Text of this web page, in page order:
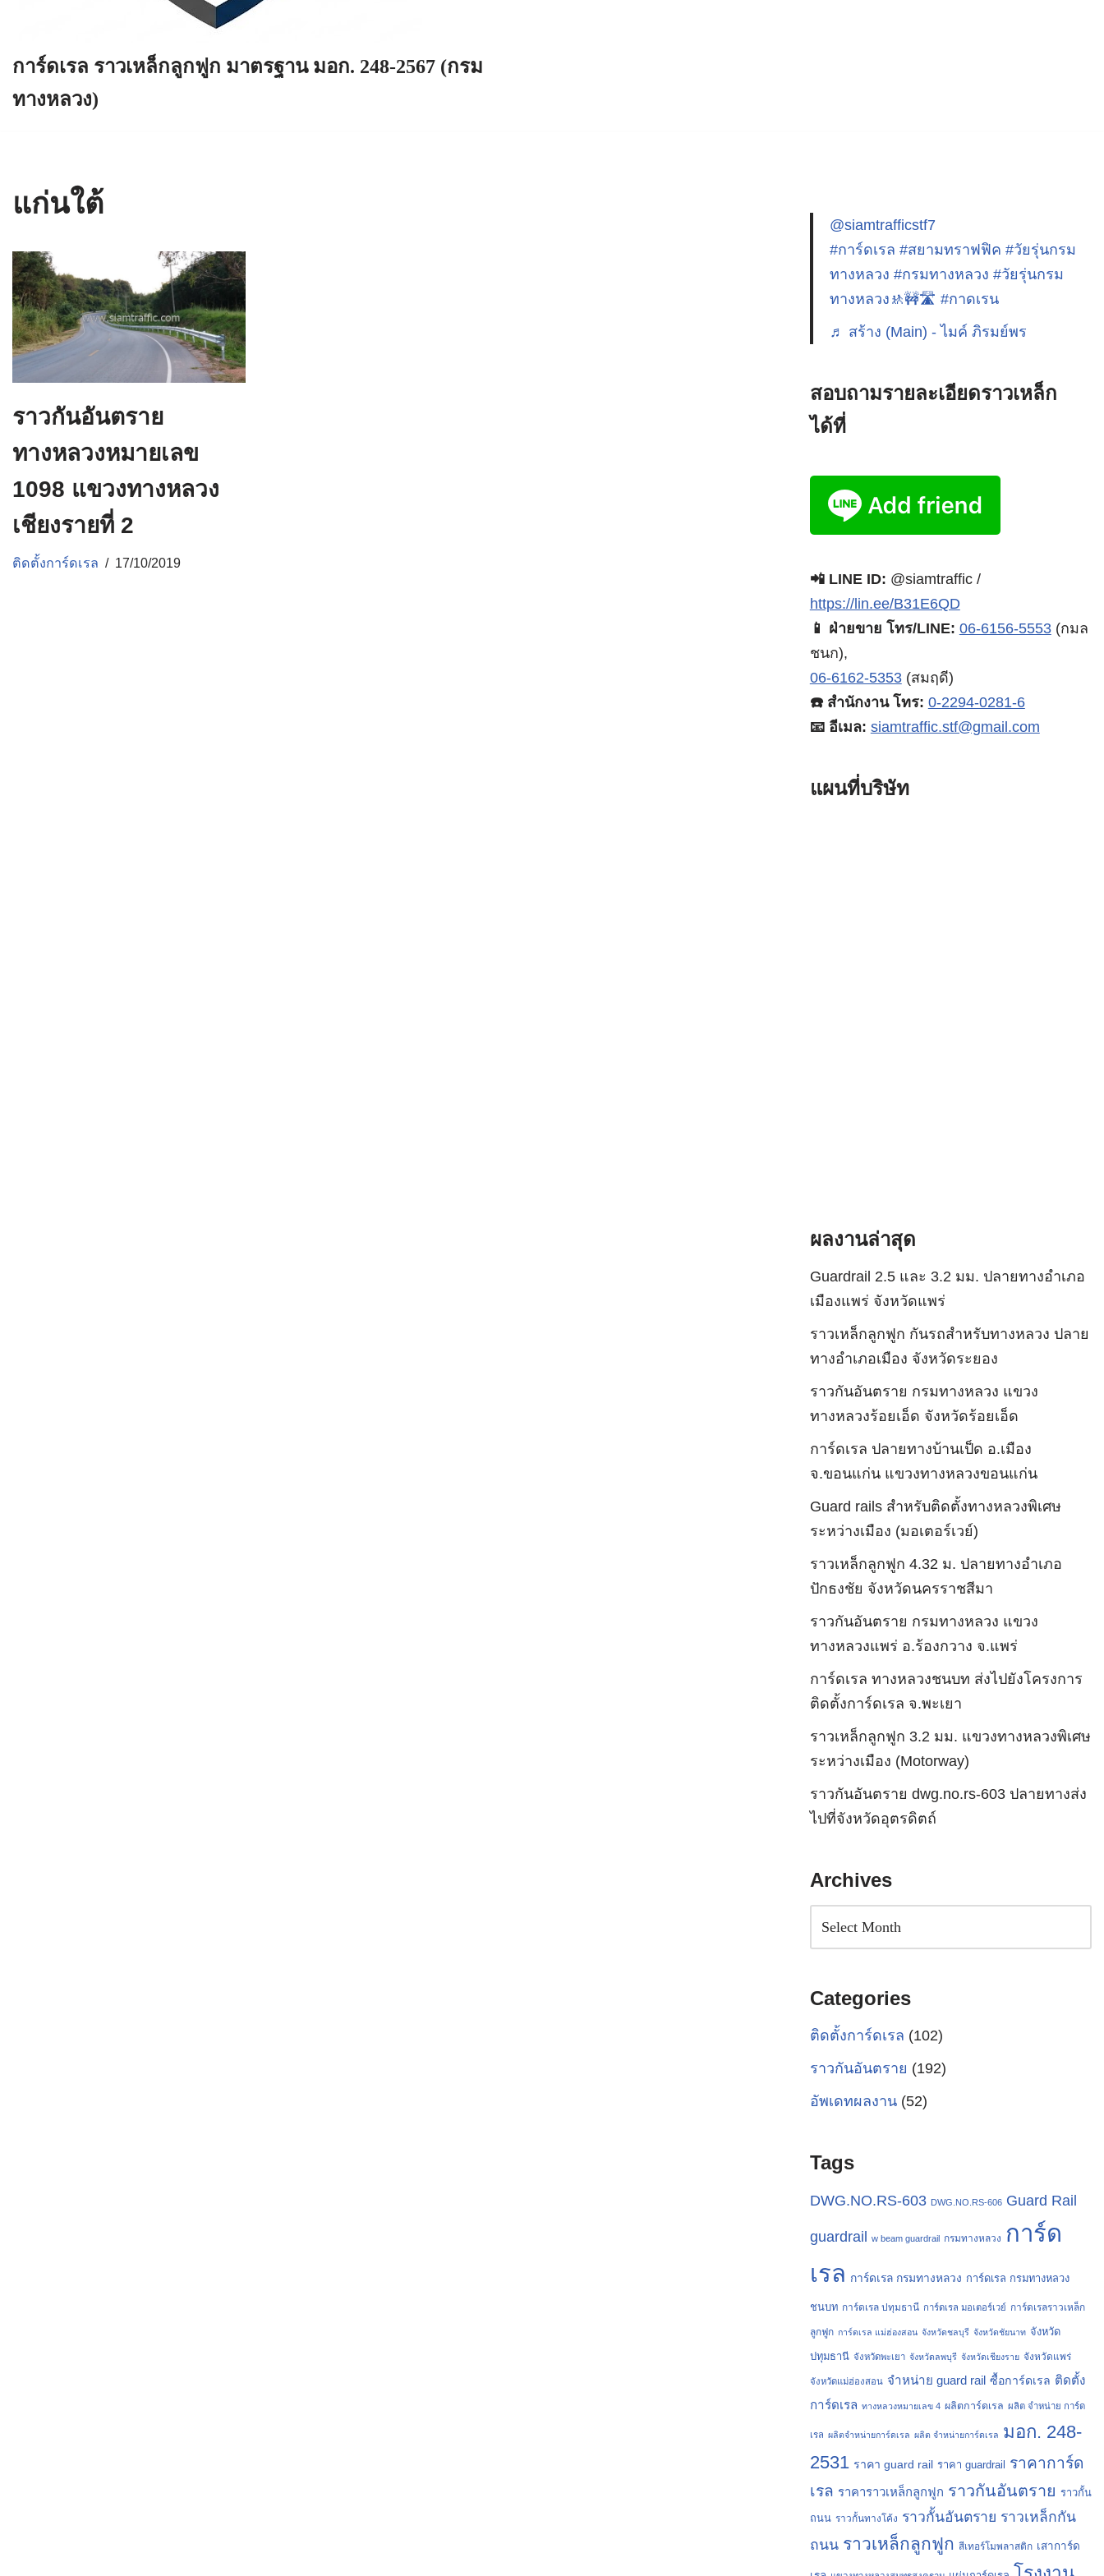
การ์ดเรล ราวเหล็กลูกฟูก มาตรฐาน มอก. 248-2567 (กรม
ทางหลวง)
แก่นใต้
ราวกันอันตราย
ทางหลวงหมายเลข
1098 แขวงทางหลวง
เชียงรายที่ 2
ติดตั้งการ์ดเรล 17/10/2019
@siamtrafficstf7
#การ์ดเรล #สยามทราฟฟิค #วัยรุ่นกรม
ทางหลวง #กรมทางหลวง #วัยรุ่นกรม
ทางหลวง🚸🚧🛣️ #กาดเรน
♬ สร้าง (Main) - ไมค์ ภิรมย์พร
สอบถามรายละเอียดราวเหล็ก
ได้ที่
📲 LINE ID: @siamtraffic /
https://lin.ee/B31E6QD
📱 ฝ่ายขาย โทร/LINE: 06-6156-5553(กมล
ชนก),
06-6162-5353(สมฤดี)
☎️ สำนักงาน โทร: 0-2294-0281-6
📧 อีเมล: siamtraffic.stf@gmail.com
แผนที่บริษัท
ผลงานล่าสุด
Guardrail 2.5 และ 3.2 มม. ปลายทางอำเภอ
เมืองแพร่ จังหวัดแพร่
ราวเหล็กลูกฟูก กันรถสําหรับทางหลวง ปลาย
ทางอำเภอเมือง จังหวัดระยอง
ราวกันอันตราย กรมทางหลวง แขวง
ทางหลวงร้อยเอ็ด จังหวัดร้อยเอ็ด
การ์ดเรล ปลายทางบ้านเป็ด อ.เมือง
จ.ขอนแก่น แขวงทางหลวงขอนแก่น
Guard rails สำหรับติดตั้งทางหลวงพิเศษ
ระหว่างเมือง (มอเตอร์เวย์)
ราวเหล็กลูกฟูก 4.32 ม. ปลายทางอำเภอ
ปักธงชัย จังหวัดนครราชสีมา
ราวกันอันตราย กรมทางหลวง แขวง
ทางหลวงแพร่ อ.ร้องกวาง จ.แพร่
การ์ดเรล ทางหลวงชนบท ส่งไปยังโครงการ
ติดตั้งการ์ดเรล จ.พะเยา
ราวเหล็กลูกฟูก 3.2 มม. แขวงทางหลวงพิเศษ
ระหว่างเมือง (Motorway)
ราวกันอันตราย dwg.no.rs-603 ปลายทางส่ง
ไปที่จังหวัดอุตรดิตถ์
Archives
Categories
ติดตั้งการ์ดเรล (102)
ราวกันอันตราย (192)
อัพเดทผลงาน(52)
Tags
DWG.NO.RS-603 DWG.NO.RS-606 Guard Rail
guardrail w beam guardrail กรมทางหลวง การ์ด
เรล การ์ดเรล กรมทางหลวง การ์ดเรล กรมทางหลวง
ชนบท การ์ดเรล ปทุมธานี การ์ดเรล มอเตอร์เวย์ การ์ดเรลราวเหล็ก
ลูกฟูก การ์ดเรล แม่ฮ่องสอน จังหวัดชลบุรี จังหวัดชัยนาท จังหวัด
ปทุมธานี จังหวัดพะเยา จังหวัดลพบุรี จังหวัดเชียงราย จังหวัดแพร่
จังหวัดแม่ฮ่องสอน จำหน่าย guard rail ซื้อการ์ดเรล ติดตั้ง
การ์ดเรล ทางหลวงหมายเลข 4 ผลิตการ์ดเรล ผลิต จำหน่าย การ์ด
เรล ผลิตจำหน่ายการ์ดเรล ผลิต จำหน่ายการ์ดเรล มอก. 248-
2531 ราคา guard rail ราคา guardrail
ราคาการ์ด
เรล ราคาราวเหล็กลูกฟูก ราวกันอันตราย ราวกั้น
ถนน ราวกั้นทางโค้ง ราวกั้นอันตราย ราวเหล็กกัน
ถนน ราวเหล็กลูกฟูก สีเทอร์โมพลาสติก เสาการ์ด